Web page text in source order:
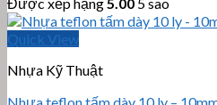
Quick View
Nhựa Kỹ Thuật